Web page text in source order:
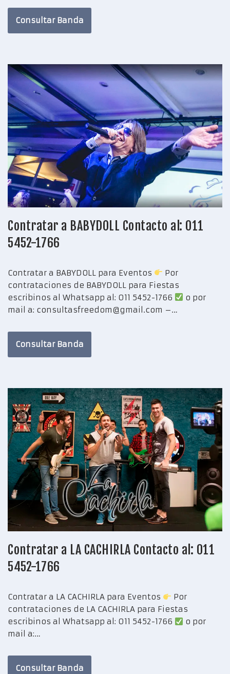
Consultar Banda
Contratar a BABYDOLL Contacto al: 011
5452-1766
Contratar a BABYDOLL para Eventos
Por
contrataciones de BABYDOLL para Fiestas
escribinos al Whatsapp al: 011 5452-1766
o por
mail a: consultasfreedom@gmail.com –…
Consultar Banda
Contratar a LA CACHIRLA Contacto al: 011
5452-1766
Contratar a LA CACHIRLA para Eventos
Por
contrataciones de LA CACHIRLA para Fiestas
escribinos al Whatsapp al: 011 5452-1766
o por
mail a:…
Consultar Banda